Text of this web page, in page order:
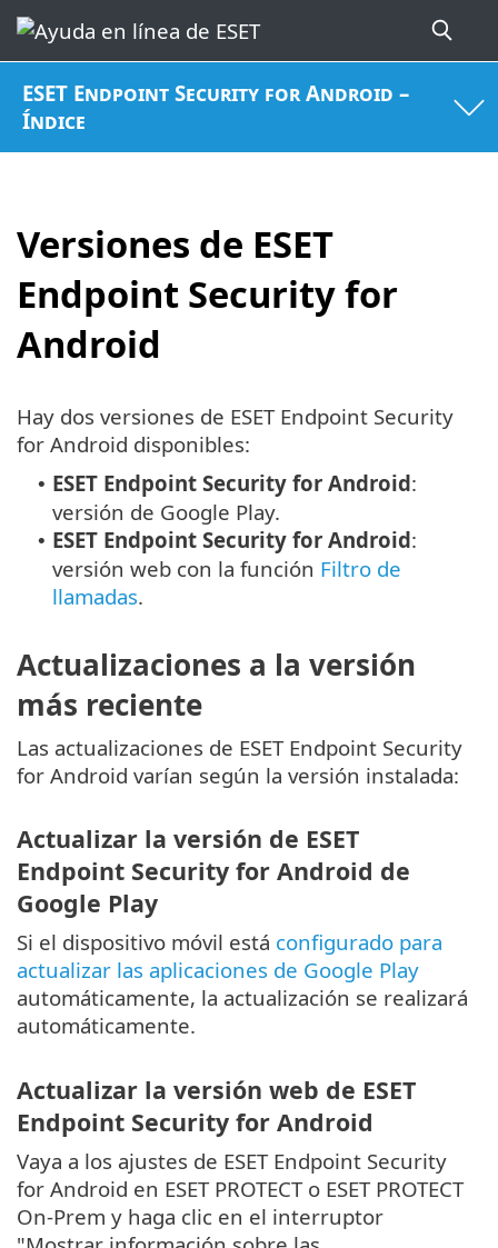
ESET Endpoint Security for Android –
Índice
Versiones de ESET
Endpoint Security for
Android
Hay dos versiones de ESET Endpoint Security
for Android disponibles:
• ESET Endpoint Security for Android:
versión de Google Play.
• ESET Endpoint Security for Android:
versión web con la función Filtro de
llamadas.
Actualizaciones a la versión
más reciente
Las actualizaciones de ESET Endpoint Security
for Android varían según la versión instalada:
Actualizar la versión de ESET
Endpoint Security for Android de
Google Play
Si el dispositivo móvil está configurado para
actualizar las aplicaciones de Google Play
automáticamente, la actualización se realizará
automáticamente.
Actualizar la versión web de ESET
Endpoint Security for Android
Vaya a los ajustes de ESET Endpoint Security
for Android en ESET PROTECT o ESET PROTECT
On-Prem y haga clic en el interruptor